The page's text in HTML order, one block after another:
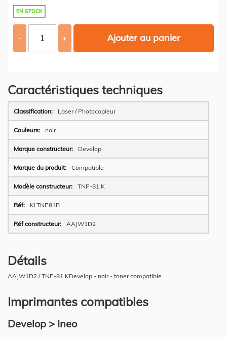
EN STOCK
- + Ajouter au panier
Caractéristiques techniques
Plus
d’information
Laser / Photocopieur
noir
Develop
Compatible
TNP-81 K
KLTNP81B
AAJW1D2
Détails
AAJW1D2 / TNP-81 KDevelop - noir - toner compatible
Imprimantes compatibles
Develop > Ineo